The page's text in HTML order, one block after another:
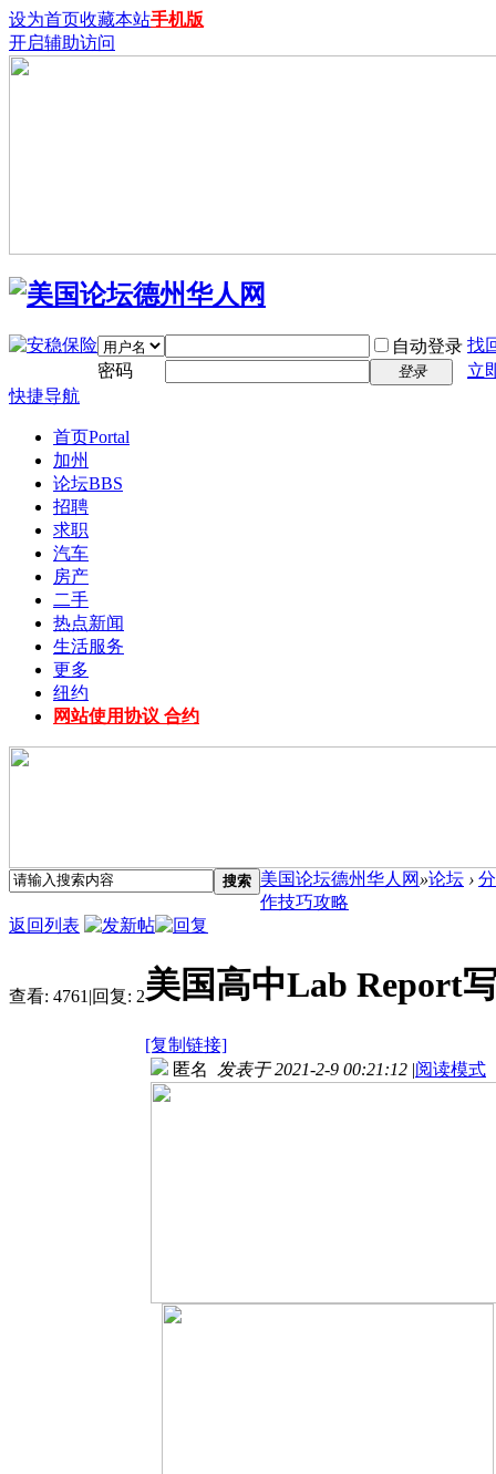
设为首页收藏本站手机版
开启辅助访问
自动登录 找
密码
登录
立
快捷导航
首页Portal
加州
论坛BBS
招聘
求职
汽车
房产
二手
热点新闻
生活服务
更多
纽约
网站使用协议 合约
搜索 美国论坛德州华人网 »论坛 ›
作技巧攻略
返回列表
查看: 4761 |回复: 2美国高中Lab Report
[复制链接]
匿名 发表于 2021-2-9 00:21:12 |阅读模式